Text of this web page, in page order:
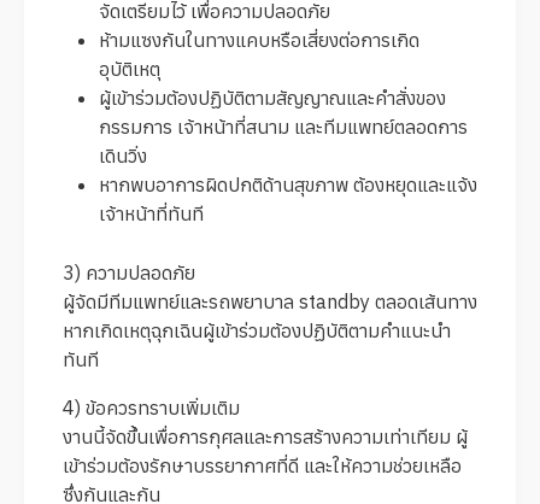
จัดเตรียมไว้ เพื่อความปลอดภัย
ห้ามแซงกันในทางแคบหรือเสี่ยงต่อการเกิด
อุบัติเหตุ
ผู้เข้าร่วมต้องปฏิบัติตามสัญญาณและคำสั่งของ
กรรมการ เจ้าหน้าที่สนาม และทีมแพทย์ตลอดการ
เดินวิ่ง
หากพบอาการผิดปกติด้านสุขภาพ ต้องหยุดและแจ้ง
เจ้าหน้าที่ทันที
3) ความปลอดภัย
ผู้จัดมีทีมแพทย์และรถพยาบาล standby ตลอดเส้นทาง
หากเกิดเหตุฉุกเฉินผู้เข้าร่วมต้องปฏิบัติตามคำแนะนำ
ทันที
4) ข้อควรทราบเพิ่มเติม
งานนี้จัดขึ้นเพื่อการกุศลและการสร้างความเท่าเทียม ผู้
เข้าร่วมต้องรักษาบรรยากาศที่ดี และให้ความช่วยเหลือ
ซึ่งกันและกัน